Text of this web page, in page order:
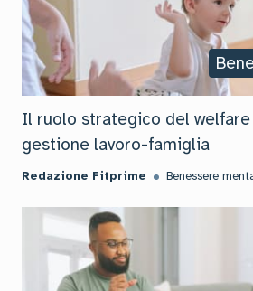
Il ruolo strategico del
gestione lavoro-famiglia
Redazione Fitprime Benessere